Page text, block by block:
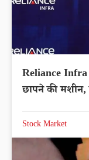
Reliance
छापने की
Stock Market